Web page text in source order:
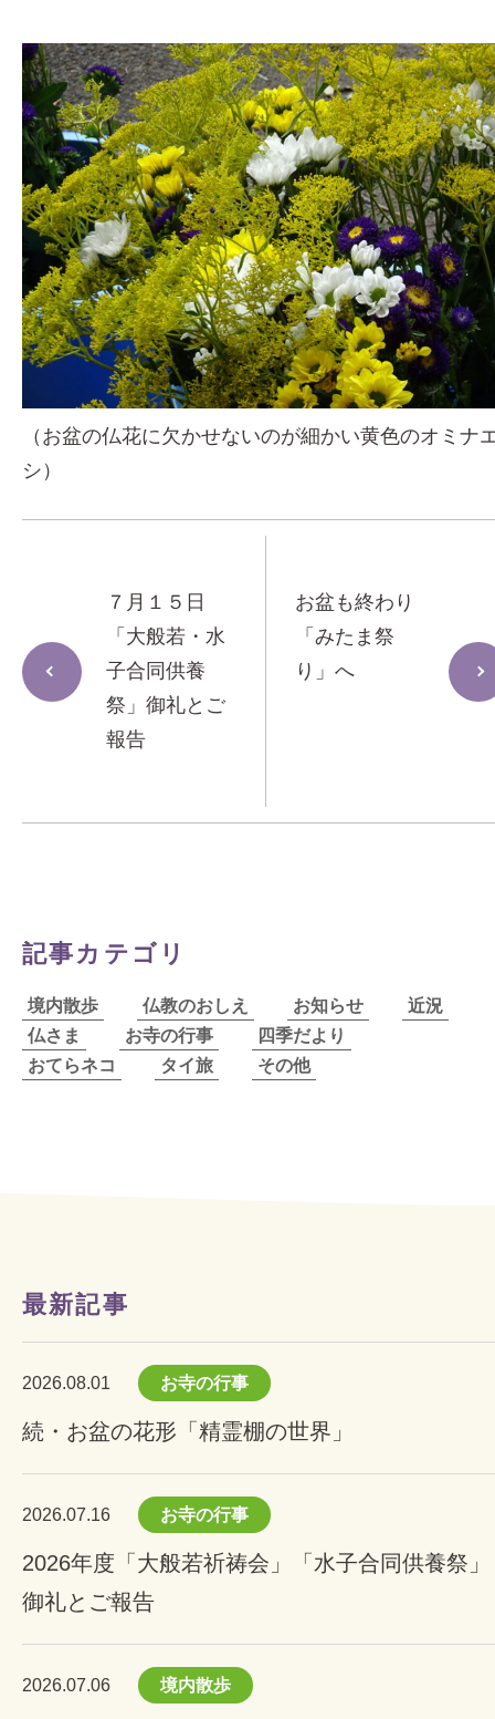
（お盆の仏花に欠かせないのが細かい黄色のオミナ
シ）
７月１５日
「大般若・水
子合同供養
祭」御礼とご
報告
お盆も終わり
「みたま祭
り」へ
記事カテゴリ
境内散歩 仏教のおしえ お知らせ
近況
仏さま
お寺の行事
四季だより
おてらネコ
タイ旅 その他
最新記事
2026.08.01 お寺の行事
続・お盆の花形「精霊棚の世界」
2026.07.16 お寺の行事
2026年度「大般若祈祷会」「水子合同供養祭」
御礼とご報告
2026.07.06 境内散歩